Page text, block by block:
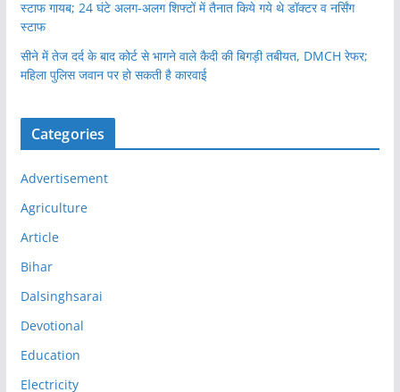
स्टाफ गायब; 24 घंटे अलग-अलग शिफ्टों में तैनात किये गये थे डॉक्टर व नर्सिंग
स्टाफ
सीने में तेज दर्द के बाद कोर्ट से भागने वाले कैदी की बिगड़ी तबीयत, DMCH रेफर;
महिला पुलिस जवान पर हो सकती है कारवाई
Categories
Advertisement
Agriculture
Article
Bihar
Dalsinghsarai
Devotional
Education
Electricity